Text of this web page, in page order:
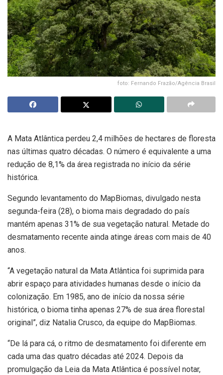
foto: Fernando Frazão/Agência Brasil
A Mata Atlântica perdeu 2,4 milhões de hectares de floresta
nas últimas quatro décadas. O número é equivalente a uma
redução de 8,1% da área registrada no início da série
histórica.
Segundo levantamento do MapBiomas, divulgado nesta
segunda-feira (28), o bioma mais degradado do país
mantém apenas 31% de sua vegetação natural. Metade do
desmatamento recente ainda atinge áreas com mais de 40
anos.
“A vegetação natural da Mata Atlântica foi suprimida para
abrir espaço para atividades humanas desde o início da
colonização. Em 1985, ano de início da nossa série
histórica, o bioma tinha apenas 27% de sua área florestal
original”, diz Natalia Crusco, da equipe do MapBiomas.
“De lá para cá, o ritmo de desmatamento foi diferente em
cada uma das quatro décadas até 2024. Depois da
promulgação da Leia da Mata Atlântica é possível notar,